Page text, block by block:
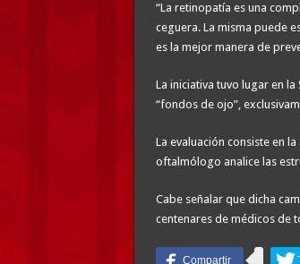
“La retinopatía es una
ceguera. La misma puede
es la mejor manera de
La iniciativa tuvo lugar en
“fondos de ojo”,
La evaluación consiste en
oftalmólogo analice las
Cabe señalar que dicha
centenares de médicos de